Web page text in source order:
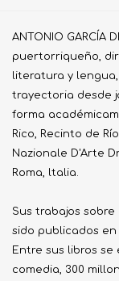
ANTONIO GARCÍA
puertorriqueño,
literatura y
trayectoria desde
forma
Rico, Recinto de
Nazionale D'Arte
Roma, ltalia.
Sus trabajos
sido publicados en
Entre sus libros se
comedia, 300